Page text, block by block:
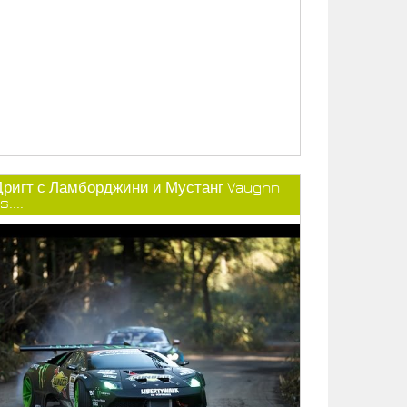
с Ламборджини и Мустанг Vaughn